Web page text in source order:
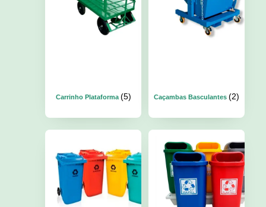
Carrinho Plataforma (5) Caçambas Basculantes (2)